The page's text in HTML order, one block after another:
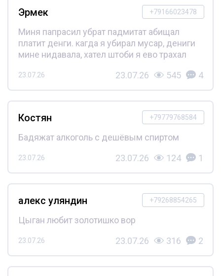
+79166023478
Эрмек
Миня папрасил убрат падмитат абищал
платит денги. кагда я убирал мусар, дениги
мине нидавала, хател штоби я ево трахал
23.07.26 23.07.26 545 4
+79779768584
Костян
Бадяжат алкоголь с дешёвым спиртом
23.07.26 23.07.26 124 1
+79268854265
алекс уляндин
Цыган любит золотишко вор
23.07.26 23.07.26 316 2